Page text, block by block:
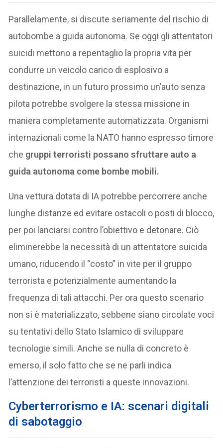
Parallelamente, si discute seriamente del rischio di
autobombe a guida autonoma. Se oggi gli attentatori
suicidi mettono a repentaglio la propria vita per
condurre un veicolo carico di esplosivo a
destinazione, in un futuro prossimo un’auto senza
pilota potrebbe svolgere la stessa missione in
maniera completamente automatizzata. Organismi
internazionali come la NATO hanno espresso timore
che gruppi terroristi possano sfruttare auto a
guida autonoma come bombe mobili.
Una vettura dotata di IA potrebbe percorrere anche
lunghe distanze ed evitare ostacoli o posti di blocco,
per poi lanciarsi contro l’obiettivo e detonare. Ciò
eliminerebbe la necessità di un attentatore suicida
umano, riducendo il “costo” in vite per il gruppo
terrorista e potenzialmente aumentando la
frequenza di tali attacchi. Per ora questo scenario
non si è materializzato, sebbene siano circolate voci
su tentativi dello Stato Islamico di sviluppare
tecnologie simili. Anche se nulla di concreto è
emerso, il solo fatto che se ne parli indica
l’attenzione dei terroristi a queste innovazioni.
Cyberterrorismo e IA: scenari digitali
di sabotaggio